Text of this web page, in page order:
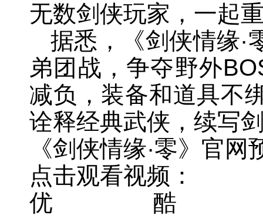
无数剑侠玩家，一起
据悉，《剑侠情缘·
弟团战，争夺野外
减负，装备和道具不
诠释经典武侠，续写
《剑侠情缘·零》官
点击观看视频：
优酷：